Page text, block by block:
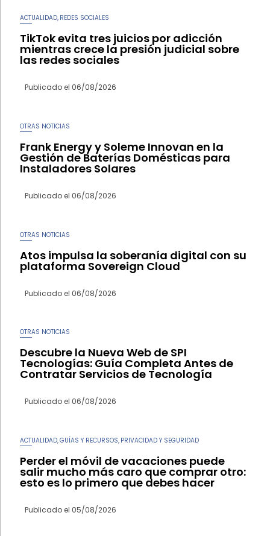
ACTUALIDAD REDES SOCIALES
TikTok evita tres juicios por adicción
mientras crece la presión judicial sobre
las redes sociales
Publicado el 06/08/2026
OTRAS NOTICIAS
Frank Energy y Soleme Innovan en la
Gestión de Baterías Domésticas para
Instaladores Solares
Publicado el 06/08/2026
OTRAS NOTICIAS
Atos impulsa la soberanía digital con su
plataforma Sovereign Cloud
Publicado el 06/08/2026
OTRAS NOTICIAS
Descubre la Nueva Web de SPI
Tecnologías: Guía Completa Antes de
Contratar Servicios de Tecnología
Publicado el 06/08/2026
ACTUALIDAD ,GUÍAS Y RECURSOS PRIVACIDAD Y SEGURIDAD
Perder el móvil de vacaciones puede
salir mucho más caro que comprar otro:
esto es lo primero que debes hacer
Publicado el 05/08/2026